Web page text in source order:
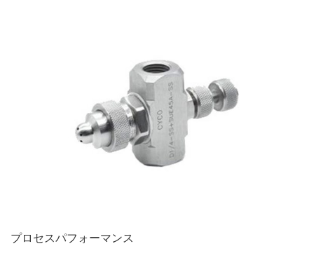
プロセスパフォーマンス